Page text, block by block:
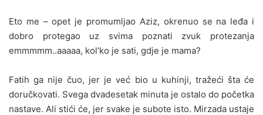
Eto me – opet je promumljao Aziz, okrenuo se na leđa i
dobro protegao uz svima poznati zvuk protezanja
emmmmm..aaaaa, kol’ko je sati, gdje je mama?
Fatih ga nije čuo, jer je već bio u kuhinji, tražeći šta će
doručkovati. Svega dvadesetak minuta je ostalo do početka
nastave. Ali stići će, jer svake je subote isto. Mirzada ustaje